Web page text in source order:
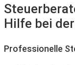
Hilfe bei
Professionelle